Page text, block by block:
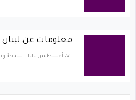
معلومات عن لبنان
٠٧ أغسطس ٢٠٢٠ سياحة